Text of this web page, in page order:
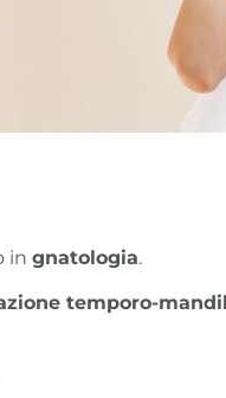
in gnatologia.
temporo-